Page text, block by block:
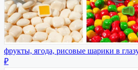
фрукты, ягода, рисовые шарики в
₽